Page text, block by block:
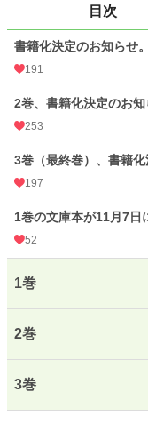
文字数(レンタル含む)
初回完結日時
週間ポイント 5,451
月間ポイント
年間ポイント
累計ポイント
目次
書籍化決定のお知らせ
191
2巻、書籍化決定のお知
253
3巻（最終巻）、書籍化
197
1巻の文庫本が11月7日
52
1巻
2巻
3巻